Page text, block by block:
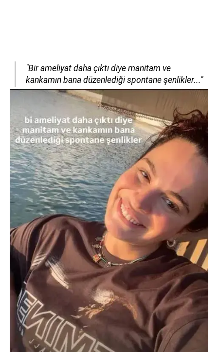
"Bir ameliyat daha çıktı diye manitam ve
kankamın bana düzenlediği spontane şenlikler..."